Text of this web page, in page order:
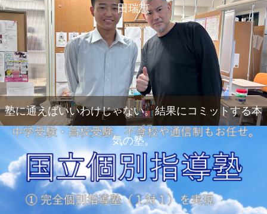
田瑞恵
塾に通えばいいわけじゃない。結果にコミットする本
気の塾。